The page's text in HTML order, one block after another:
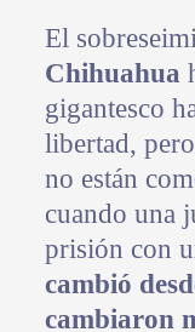
El
Chihuahua
gigantesco
libertad,
no están
cuando una
prisión con
cambió
cambiaron